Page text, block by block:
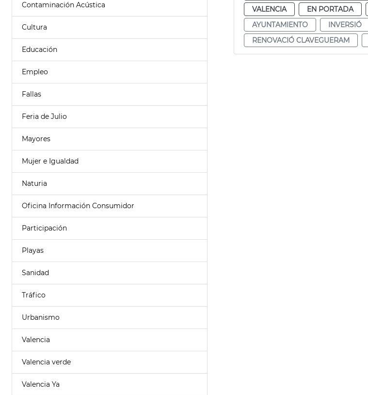
Contaminación Acústica
Cultura
Educación
Empleo
Fallas
Feria de Julio
Mayores
Mujer e Igualdad
Naturia
Oficina Información Consumidor
Participación
Playas
Sanidad
Tráfico
Urbanismo
Valencia
Valencia verde
Valencia Ya
VALENCIA
EN PORTADA
AYUNTAMIENTO
INVERSIÓ
RENOVACIÓ CLAVEGUERAM